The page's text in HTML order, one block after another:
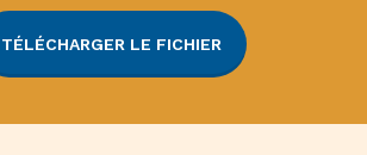
TÉLÉCHARGER LE FICHIER